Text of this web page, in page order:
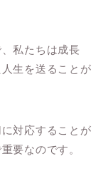
私たちは成長
生を送ることが
対応することが
要なのです。